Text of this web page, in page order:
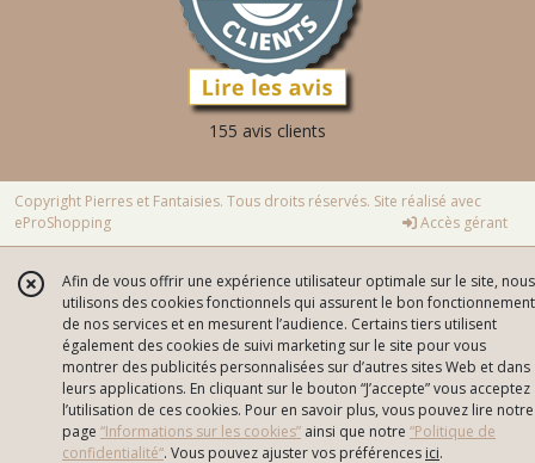
155 avis clients
Copyright Pierres et Fantaisies. Tous droits réservés. Site réalisé avec
eProShopping
Accès gérant
Afin de vous offrir une expérience utilisateur optimale sur le site, nous
utilisons des cookies fonctionnels qui assurent le bon fonctionnement
de nos services et en mesurent l’audience. Certains tiers utilisent
également des cookies de suivi marketing sur le site pour vous
montrer des publicités personnalisées sur d’autres sites Web et dans
leurs applications. En cliquant sur le bouton “J’accepte” vous acceptez
l’utilisation de ces cookies. Pour en savoir plus, vous pouvez lire notre
page “Informations sur les cookies” ainsi que notre “Politique de
confidentialité“. Vous pouvez ajuster vos préférences ici.